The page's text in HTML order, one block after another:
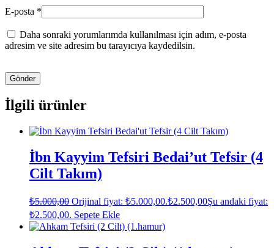
E-posta *
Daha sonraki yorumlarımda kullanılması için adım, e-posta
adresim ve site adresim bu tarayıcıya kaydedilsin.
İlgili ürünler
İbn Kayyim Tefsiri Bedai’ut Tefsir (4
Cilt Takım)
₺5.000,00 Orijinal fiyat: ₺5.000,00.₺2.500,00Şu andaki fiyat:
₺2.500,00. Sepete Ekle